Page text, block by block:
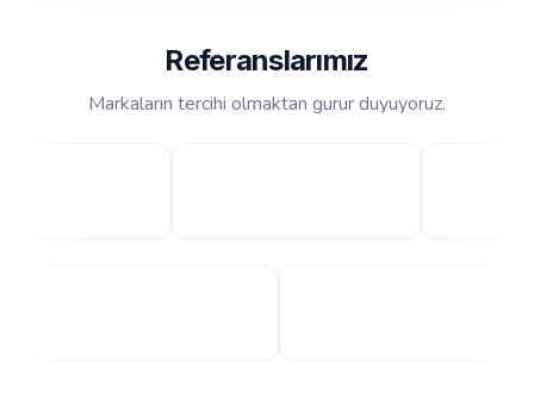
Referanslarımız
Markaların tercihi olmaktan gurur duyuyoruz.